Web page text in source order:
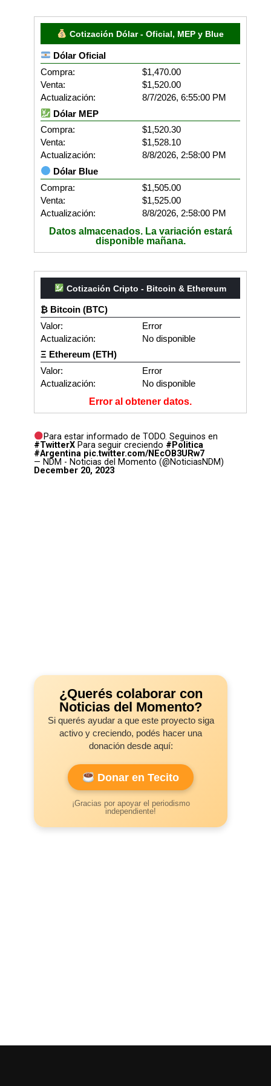
Cotización Dólar - Oficial, MEP y Blue
Dólar Oficial
Compra:
$1,470.00
Venta:
$1,520.00
Actualización:
8/7/2026, 6:55:00 PM
Dólar MEP
Compra:
$1,520.30
Venta:
$1,528.10
Actualización:
8/8/2026, 2:58:00 PM
Dólar Blue
Compra:
$1,505.00
Venta:
$1,525.00
Actualización:
8/8/2026, 2:58:00 PM
Datos almacenados. La variación estará
disponible mañana.
Cotización Cripto - Bitcoin & Ethereum
₿ Bitcoin (BTC)
Valor:
Error
Actualización:
No disponible
Ξ Ethereum (ETH)
Valor:
Error
Actualización:
No disponible
Error al obtener datos.
Para estar informado de TODO. Seguinos en
#TwitterX Para seguir creciendo #Politica
#Argentina pic.twitter.com/NEcOB3URw7
— NDM - Noticias del Momento (@NoticiasNDM)
December 20, 2023
¿Querés colaborar con
Noticias del Momento?
Si querés ayudar a que este proyecto siga
activo y creciendo, podés hacer una
donación desde aquí:
Donar en Tecito
¡Gracias por apoyar el periodismo
independiente!